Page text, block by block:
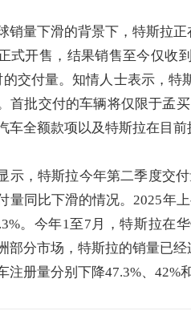
销量下滑的背景下，特斯拉
式开售，结果销售至今仅收
交付量。知情人士表示，特
首批交付的车辆将仅限于孟
车全额款项以及特斯拉在目
示，特斯拉今年第二季度交
量同比下滑的情况。2025年
。今年1至7月，特斯拉在
部分市场，特斯拉的销量已
注册量分别下降47.3%、42%和